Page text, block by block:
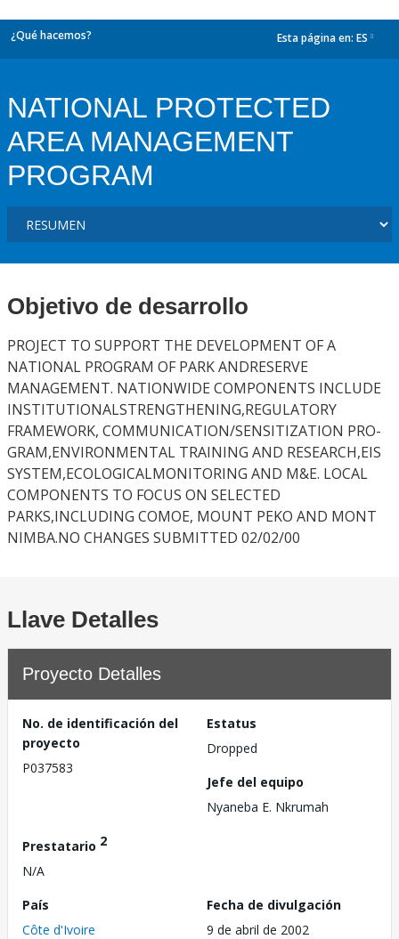
¿Qué hacemos? Esta página en: ES
NATIONAL PROTECTED
AREA MANAGEMENT
PROGRAM
Objetivo de desarrollo
PROJECT TO SUPPORT THE DEVELOPMENT OF A
NATIONAL PROGRAM OF PARK ANDRESERVE
MANAGEMENT. NATIONWIDE COMPONENTS INCLUDE
INSTITUTIONALSTRENGTHENING,REGULATORY
FRAMEWORK, COMMUNICATION/SENSITIZATION PRO-
GRAM,ENVIRONMENTAL TRAINING AND RESEARCH,EIS
SYSTEM,ECOLOGICALMONITORING AND M&E. LOCAL
COMPONENTS TO FOCUS ON SELECTED
PARKS,INCLUDING COMOE, MOUNT PEKO AND MONT
NIMBA.NO CHANGES SUBMITTED 02/02/00
Llave Detalles
Proyecto Detalles
No. de identificación del
proyecto
P037583
Estatus
Dropped
Jefe del equipo
Nyaneba E. Nkrumah
Prestatario 2
N/A
País
Côte d'Ivoire
Fecha de divulgación
9 de abril de 2002